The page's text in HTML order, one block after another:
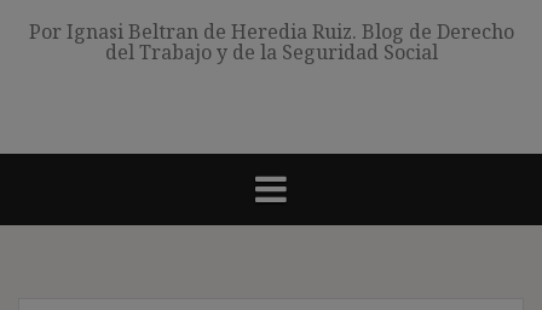
Por Ignasi Beltran de Heredia Ruiz. Blog de Derecho
del Trabajo y de la Seguridad Social